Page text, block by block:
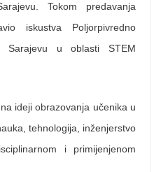
Tokom predavanja
iskustva Poljorpivredno
Sarajevu u oblasti STEM
ideji obrazovanja učenika u
tehnologija, inženjerstvo
i primijenjenom